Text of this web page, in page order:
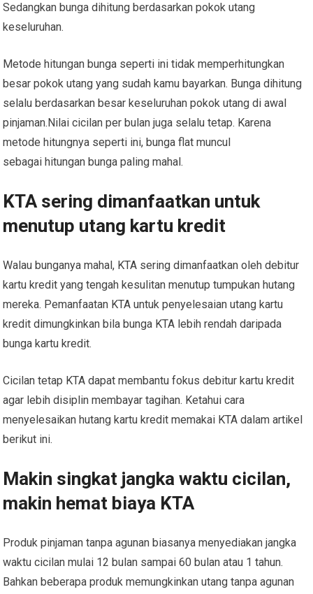
Sedangkan bunga dihitung berdasarkan pokok utang
keseluruhan.
Metode hitungan bunga seperti ini tidak memperhitungkan
besar pokok utang yang sudah kamu bayarkan. Bunga dihitung
selalu berdasarkan besar keseluruhan pokok utang di awal
pinjaman.Nilai cicilan per bulan juga selalu tetap. Karena
metode hitungnya seperti ini, bunga flat muncul
sebagai hitungan bunga paling mahal.
KTA sering dimanfaatkan untuk
menutup utang kartu kredit
Walau bunganya mahal, KTA sering dimanfaatkan oleh debitur
kartu kredit yang tengah kesulitan menutup tumpukan hutang
mereka. Pemanfaatan KTA untuk penyelesaian utang kartu
kredit dimungkinkan bila bunga KTA lebih rendah daripada
bunga kartu kredit.
Cicilan tetap KTA dapat membantu fokus debitur kartu kredit
agar lebih disiplin membayar tagihan. Ketahui cara
menyelesaikan hutang kartu kredit memakai KTA dalam artikel
berikut ini.
Makin singkat jangka waktu cicilan,
makin hemat biaya KTA
Produk pinjaman tanpa agunan biasanya menyediakan jangka
waktu cicilan mulai 12 bulan sampai 60 bulan atau 1 tahun.
Bahkan beberapa produk memungkinkan utang tanpa agunan